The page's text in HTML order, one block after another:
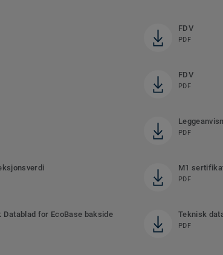
FDV
PDF
FDV
PDF
PDF
M1
PDF
Datablad for EcoBase bakside Teknisk
PDF